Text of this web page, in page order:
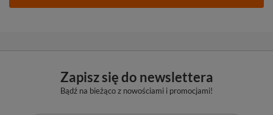
Zapisz się do newslettera
Bądź na bieżąco z nowościami i promocjami!